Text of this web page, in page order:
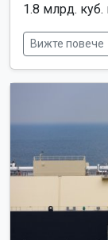
1.8 млрд.
Вижте повече